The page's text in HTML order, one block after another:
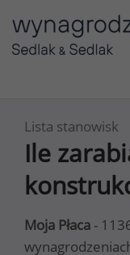
Lista stanowisk
Ile
Moja Płaca -